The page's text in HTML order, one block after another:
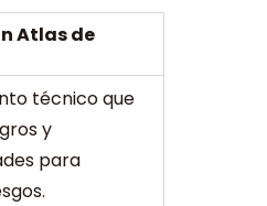
Atlas de
técnico que
y
para